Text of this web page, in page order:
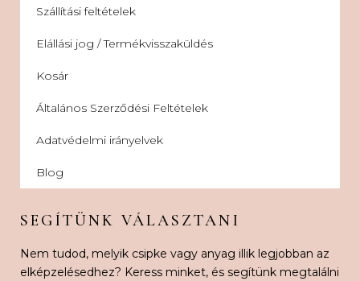
Szállítási feltételek
Elállási jog / Termékvisszaküldés
Kosár
Általános Szerződési Feltételek
Adatvédelmi irányelvek
Blog
SEGÍTÜNK VÁLASZTANI
Nem tudod, melyik csipke vagy anyag illik legjobban az
elképzelésedhez? Keress minket, és segítünk megtalálni